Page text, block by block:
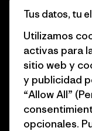
Business Unusual
Objetivos
1% for the Planet
Cómo financiamos
Tarjetas regalo
Tus datos, tu
Utilizamos
activas para
sitio web y
y publicidad
“Allow All”
opcionales.